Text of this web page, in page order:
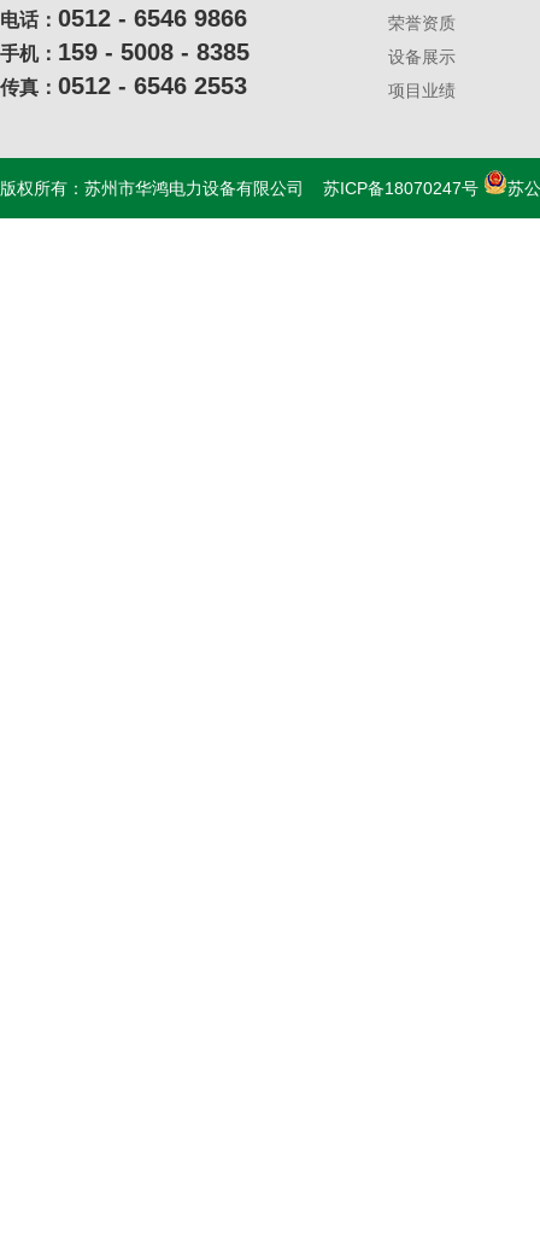
电话： 0512 - 6546 9866
手机： 159 - 5008 - 8385
传真： 0512 - 6546 2553
荣誉资质
设备展示
项目业绩
版权所有：苏州市华鸿电力设备有限公司 苏ICP备18070247号 苏